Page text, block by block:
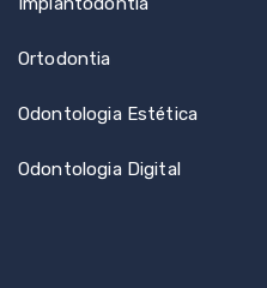
Ortodontia
Odontologia Estética
Odontologia Digital